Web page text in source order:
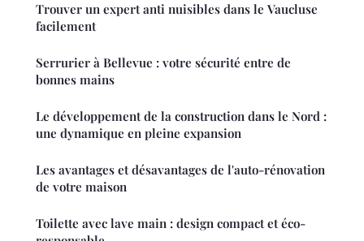
Trouver un expert anti nuisibles dans le Vaucluse
facilement
Serrurier à Bellevue : votre sécurité entre de
bonnes mains
Le développement de la construction dans le Nord :
une dynamique en pleine expansion
Les avantages et désavantages de l'auto-rénovation
de votre maison
Toilette avec lave main : design compact et éco-